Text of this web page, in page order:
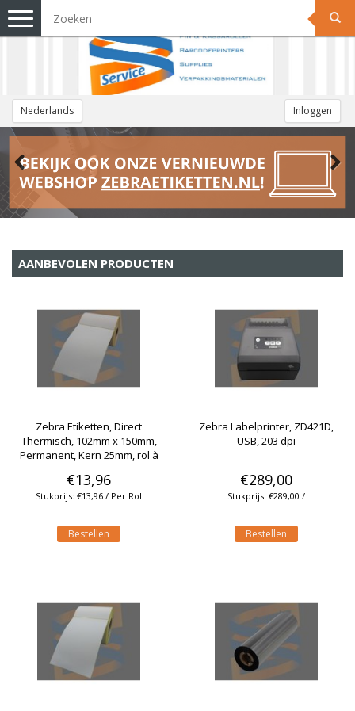
Nederlands Inloggen
Toggle
navigation
AANBEVOLEN PRODUCTEN
Zebra Etiketten, Direct
Thermisch, 102mm x 150mm,
Permanent, Kern 25mm, rol à
€13,96
Stukprijs: €13,96 / Per Rol
Bestellen
Zebra Labelprinter, ZD421D,
USB, 203 dpi
€289,00
Stukprijs: €289,00 /
Bestellen